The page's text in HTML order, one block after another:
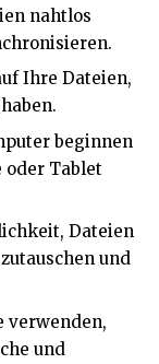
nahtlos
Ihre Dateien,
beginnen
oder Tablet
Dateien
und
verwenden,
und